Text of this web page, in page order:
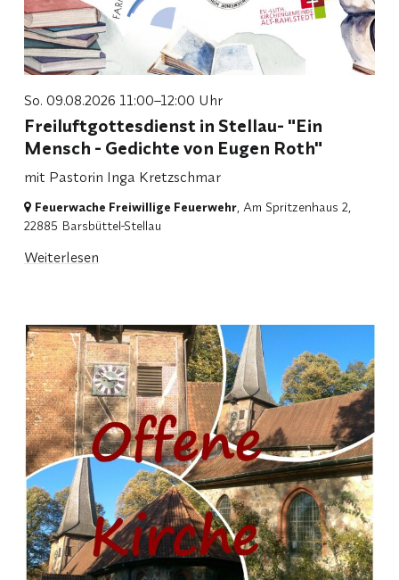
So. 09.08.2026 11:00–12:00 Uhr
Freiluftgottesdienst in Stellau- "Ein
Mensch - Gedichte von Eugen Roth"
mit Pastorin Inga Kretzschmar
Feuerwache Freiwillige Feuerwehr, Am Spritzenhaus 2,
22885 Barsbüttel-Stellau
Weiterlesen